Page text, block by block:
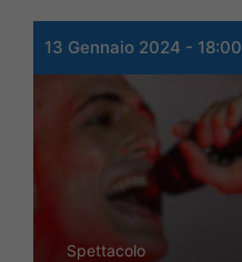
13 Gennaio 2024 - 18:00
Spettacolo